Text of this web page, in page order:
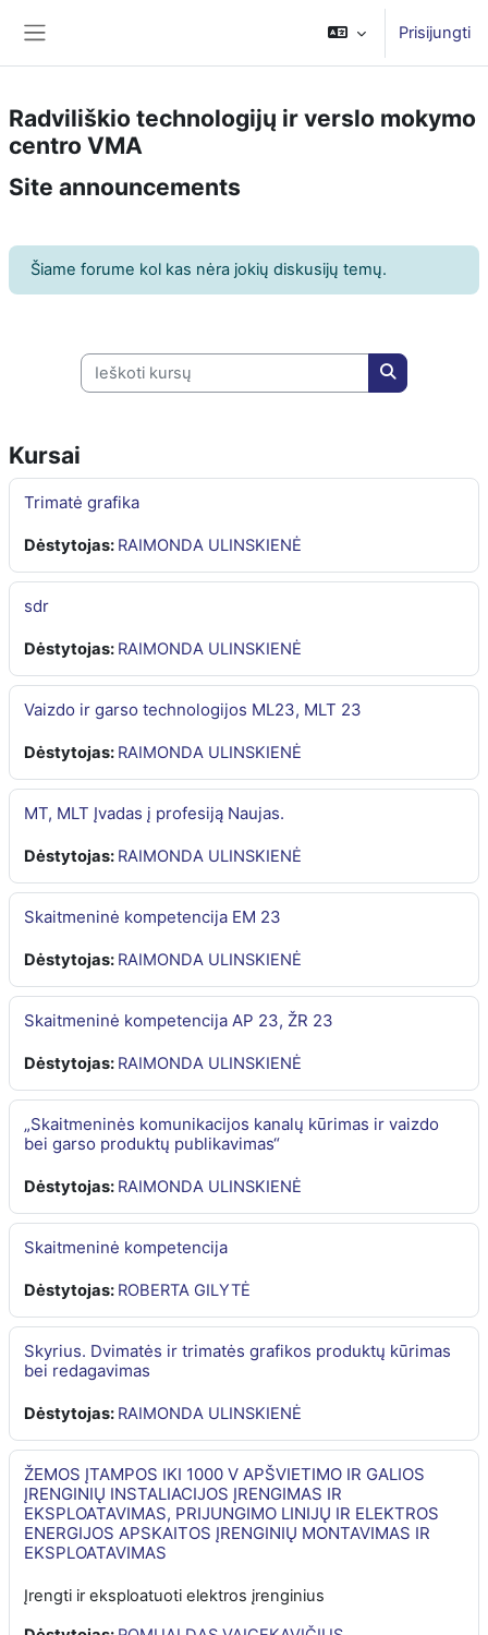
Prisijungti
Radviliškio technologijų ir verslo mokymo
centro VMA
Site announcements
Šiame forume kol kas nėra jokių diskusijų temų.
Ieškoti kursų
Ieškoti kursų
Kursai
Trimatė grafika
Dėstytojas: RAIMONDA ULINSKIENĖ
sdr
Dėstytojas: RAIMONDA ULINSKIENĖ
Vaizdo ir garso technologijos ML23, MLT 23
Dėstytojas: RAIMONDA ULINSKIENĖ
MT, MLT Įvadas į profesiją Naujas.
Dėstytojas: RAIMONDA ULINSKIENĖ
Skaitmeninė kompetencija EM 23
Dėstytojas: RAIMONDA ULINSKIENĖ
Skaitmeninė kompetencija AP 23, ŽR 23
Dėstytojas: RAIMONDA ULINSKIENĖ
„Skaitmeninės komunikacijos kanalų kūrimas ir vaizdo
bei garso produktų publikavimas“
Dėstytojas: RAIMONDA ULINSKIENĖ
Skaitmeninė kompetencija
Dėstytojas: ROBERTA GILYTĖ
Skyrius. Dvimatės ir trimatės grafikos produktų kūrimas
bei redagavimas
Dėstytojas: RAIMONDA ULINSKIENĖ
ŽEMOS ĮTAMPOS IKI 1000 V APŠVIETIMO IR GALIOS
ĮRENGINIŲ INSTALIACIJOS ĮRENGIMAS IR
EKSPLOATAVIMAS, PRIJUNGIMO LINIJŲ IR ELEKTROS
ENERGIJOS APSKAITOS ĮRENGINIŲ MONTAVIMAS IR
EKSPLOATAVIMAS
Įrengti ir eksploatuoti elektros įrenginius